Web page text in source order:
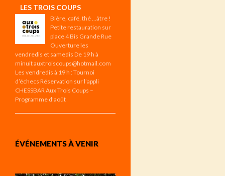
LES TROIS COUPS
Bière, café, thé …âtre !
Petite restauration sur
place 4 Bis Grande Rue
Ouverture les
vendredis et samedis De 19 h à
minuit auxtroiscoups@hotmail.com
Les vendredis à 19 h : Tournoi
d’échecs Réservation sur l’appli
CHESSBAR Aux Trois Coups –
Programme d’août
ÉVÉNEMENTS À VENIR